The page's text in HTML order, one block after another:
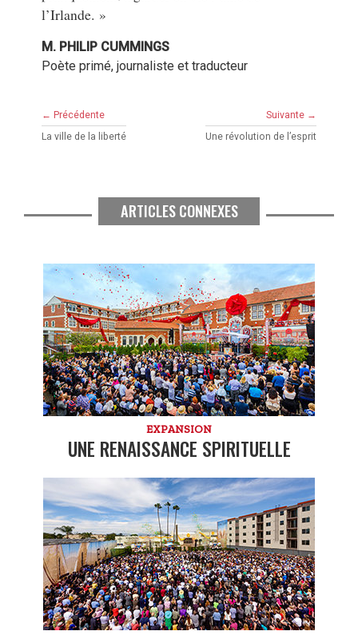
l’Irlande. »
M. PHILIP CUMMINGS
Poète primé, journaliste et traducteur
← Précédente
La ville de la liberté
Suivante →
Une révolution de l’esprit
ARTICLES CONNEXES
EXPANSION
UNE RENAISSANCE SPIRITUELLE